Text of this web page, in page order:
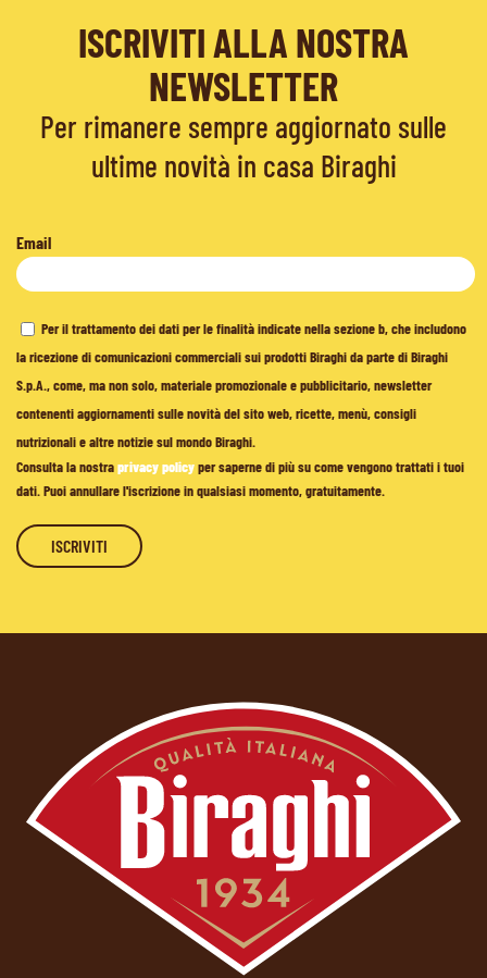
ISCRIVITI ALLA NOSTRA
NEWSLETTER
Per rimanere sempre aggiornato sulle
ultime novità in casa Biraghi
Email
Per il trattamento dei dati per le finalità indicate nella sezione b, che includono
la ricezione di comunicazioni commerciali sui prodotti Biraghi da parte di Biraghi
S.p.A., come, ma non solo, materiale promozionale e pubblicitario, newsletter
contenenti aggiornamenti sulle novità del sito web, ricette, menù, consigli
nutrizionali e altre notizie sul mondo Biraghi.
Consulta la nostraprivacy policyper saperne di più su come vengono trattati i tuoi
dati. Puoi annullare l'iscrizione in qualsiasi momento, gratuitamente.